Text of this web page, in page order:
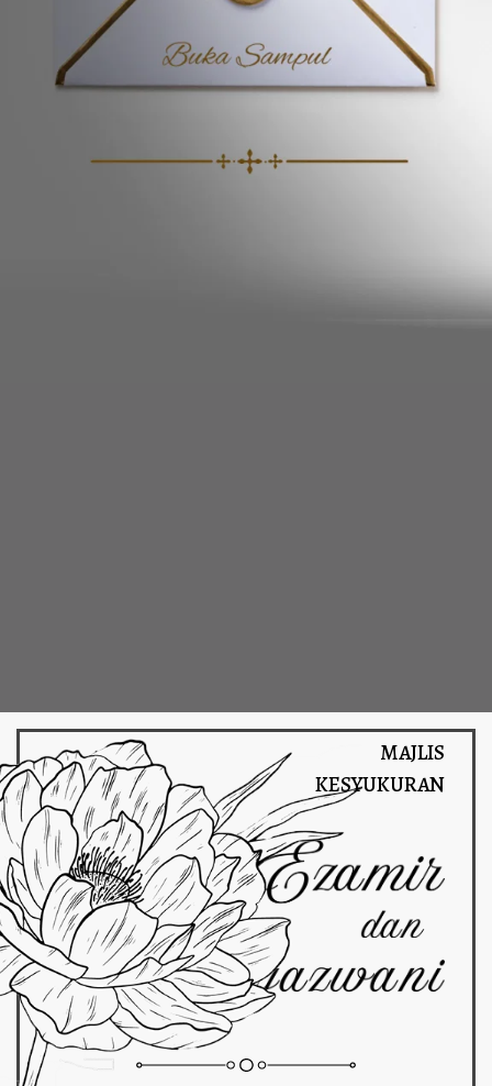
MAJLIS
KESYUKURAN